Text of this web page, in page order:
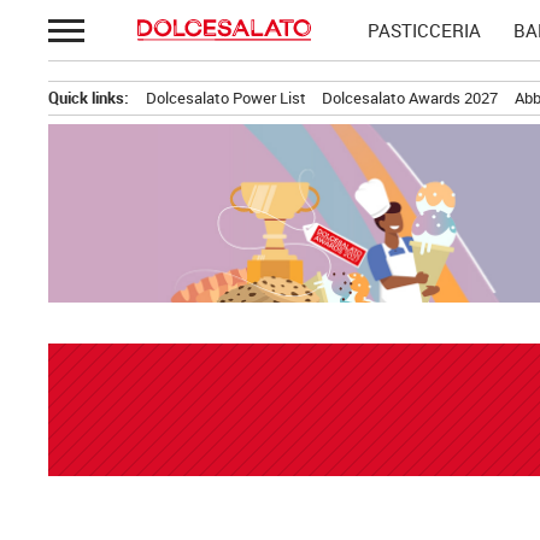
Passa
al
PASTICCERIA
Quick links: Dolcesalato Power List Dolcesalato Awards 2027